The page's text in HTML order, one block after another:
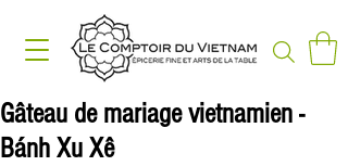
Gâteau de mariage vietnamien -
Bánh Xu Xê